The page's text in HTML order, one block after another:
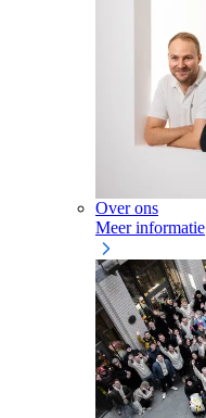
Over ons
Meer informatie